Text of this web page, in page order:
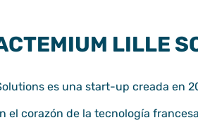
LILLE
es una start-up creada en
el corazón de la tecnología francesa